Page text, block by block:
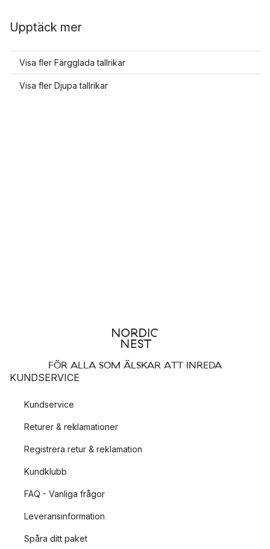
Upptäck mer
Visa fler Färgglada tallrikar
Visa fler Djupa tallrikar
FÖR ALLA SOM ÄLSKAR ATT INREDA
KUNDSERVICE
Kundservice
Returer & reklamationer
Registrera retur & reklamation
Kundklubb
FAQ - Vanliga frågor
Leveransinformation
Spåra ditt paket